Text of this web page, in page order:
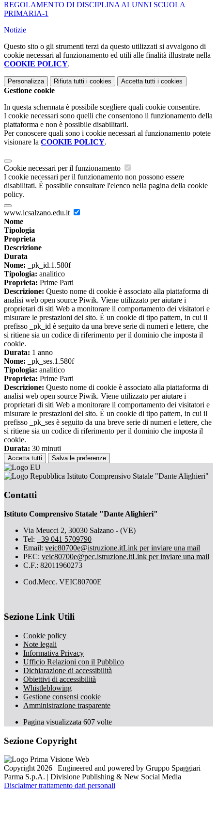
REGOLAMENTO DI DISCIPLINA ALUNNI SCUOLA
PRIMARIA-1
Notizie
Questo sito o gli strumenti terzi da questo utilizzati si avvalgono di
cookie necessari al funzionamento ed utili alle finalità illustrate nella
COOKIE POLICY.
Personalizza Rifiuta tutti i cookies Accetta tutti i cookies
Gestione cookie
In questa schermata è possibile scegliere quali cookie consentire.
I cookie necessari sono quelli che consentono il funzionamento della
piattaforma e non è possibile disabilitarli.
Per conoscere quali sono i cookie necessari al funzionamento potete
visionare la COOKIE POLICY.
Cookie necessari per il funzionamento
I cookie necessari per il funzionamento non possono essere
disabilitati. È possibile consultare l'elenco nella pagina della cookie
policy.
www.icsalzano.edu.it
Nome
Tipologia
Proprieta
Descrizione
Durata
Nome: _pk_id.1.580f
Tipologia: analitico
Proprieta: Prime Parti
Descrizione: Questo nome di cookie è associato alla piattaforma di
analisi web open source Piwik. Viene utilizzato per aiutare i
proprietari di siti Web a monitorare il comportamento dei visitatori e
misurare le prestazioni del sito. È un cookie di tipo pattern, in cui il
prefisso _pk_id è seguito da una breve serie di numeri e lettere, che
si ritiene sia un codice di riferimento per il dominio che imposta il
cookie.
Durata: 1 anno
Nome: _pk_ses.1.580f
Tipologia: analitico
Proprieta: Prime Parti
Descrizione: Questo nome di cookie è associato alla piattaforma di
analisi web open source Piwik. Viene utilizzato per aiutare i
proprietari di siti Web a monitorare il comportamento dei visitatori e
misurare le prestazioni del sito. È un cookie di tipo pattern, in cui il
prefisso _pk_ses è seguito da una breve serie di numeri e lettere, che
si ritiene sia un codice di riferimento per il dominio che imposta il
cookie.
Durata: 30 minuti
Accetta tutti Salva le preferenze
Istituto Comprensivo Statale "Dante Alighieri"
Contatti
Istituto Comprensivo Statale "Dante Alighieri"
Via Meucci 2, 30030 Salzano - (VE)
Tel: +39 041 5709790
Email: veic80700e@istruzione.itLink per inviare una mail
PEC: veic80700e@pec.istruzione.itLink per inviare una mail
C.F.: 82011960273
Cod.Mecc. VEIC80700E
Sezione Link Utili
Cookie policy
Note legali
Informativa Privacy
Ufficio Relazioni con il Pubblico
Dichiarazione di accessibilità
Obiettivi di accessibilità
Whistleblowing
Gestione consensi cookie
Amministrazione trasparente
Pagina visualizzata 607 volte
Sezione Copyright
Copyright 2026 | Engineered and powered by Gruppo Spaggiari
Parma S.p.A. | Divisione Publishing & New Social Media
Disclaimer trattamento dati personali